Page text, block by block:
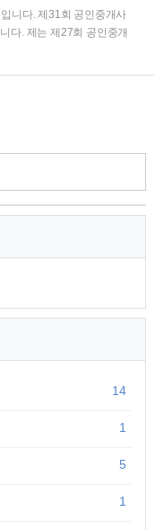
니다. 제31회 공인중개사
다. 제는 제27회 공인중개
써 4년이 지났습니다. 당
늘어나는 것 같습니다. 하
로 바뀌지 않는 한 응시
14
1
5
1